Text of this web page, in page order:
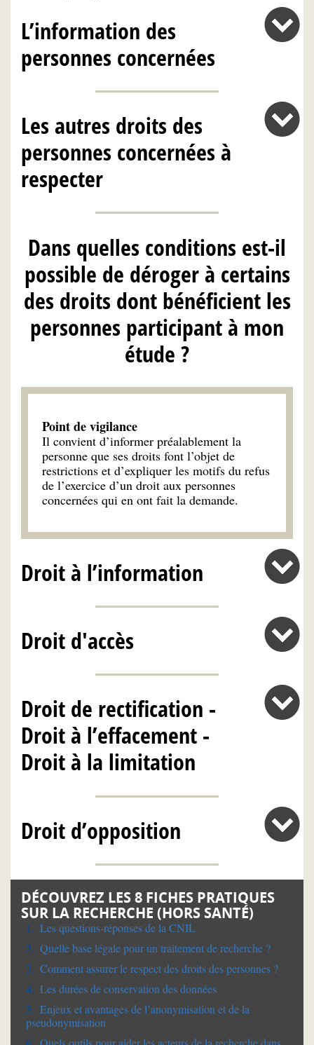
L’information des
personnes concernées
Les autres droits des
personnes concernées à
respecter
Dans quelles conditions est-il
possible de déroger à certains
des droits dont bénéficient les
personnes participant à mon
étude ?
Point de vigilance
Il convient d’informer préalablement la
personne que ses droits font l’objet de
restrictions et d’expliquer les motifs du refus
de l’exercice d’un droit aux personnes
concernées qui en ont fait la demande.
Droit à l’information
Droit d'accès
Droit de rectification -
Droit à l’effacement -
Droit à la limitation
Droit d’opposition
DÉCOUVREZ LES 8 FICHES PRATIQUES
SUR LA RECHERCHE (HORS SANTÉ)
Les questions-réponses de la CNIL
Quelle base légale pour un traitement de recherche ?
Comment assurer le respect des droits des personnes ?
Les durées de conservation des données
Enjeux et avantages de l’anonymisation et de la
pseudonymisation